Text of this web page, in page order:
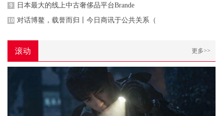
9 日本最大的线上中古奢侈品平台Brande
10 对话博鳌，载誉而归丨今日商讯于公共关系（
滚动 更多>>